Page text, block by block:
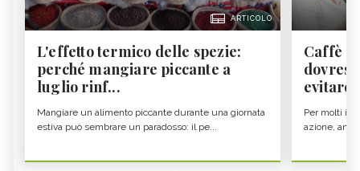
ARTICOLO
L'effetto termico delle spezie:
perché mangiare piccante a
luglio rinf...
Mangiare un alimento piccante durante una giornata
estiva può sembrare un paradosso: il pe...
Caffè
evitare
Per molti il
azione,